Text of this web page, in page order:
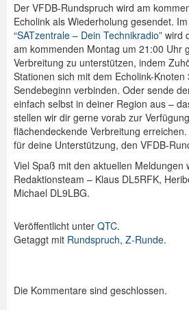
Der VFDB-Rundspruch wird am
Echolink als Wiederholung gesendet.
“SATzentrale – Dein Technikradio” wird
am kommenden Montag um 21:00 Uhr
Verbreitung zu unterstützen, indem
Stationen sich mit dem Echolink-
Sendebeginn verbinden. Oder sende
einfach selbst in deiner Region aus –
stellen wir dir gerne vorab zur
flächendeckende Verbreitung
für deine Unterstützung, den VFDB-
Viel Spaß mit den aktuellen Meldungen
Redaktionsteam – Klaus DL5RFK,
Michael DL9LBG.
Veröffentlicht unter QTC.
Getaggt mit Rundspruch, Z-Runde.
Die Kommentare sind geschlossen.